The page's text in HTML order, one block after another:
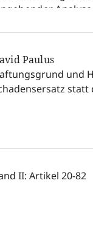
der
Paulus
und
statt
II: Artikel 20-82